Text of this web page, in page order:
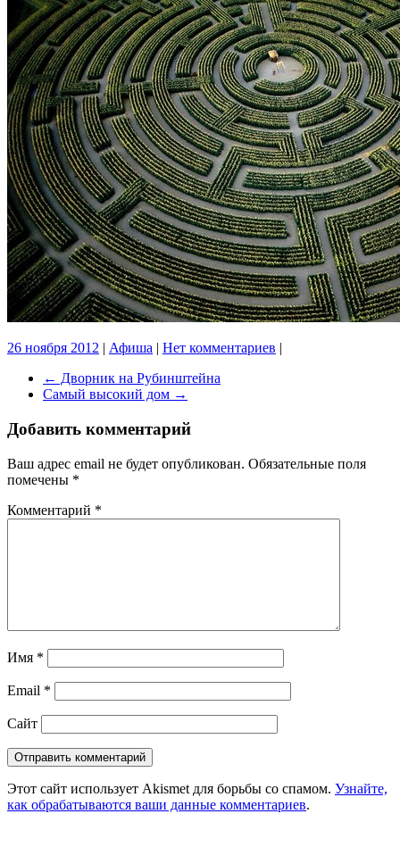
26 ноября 2012 | Афиша | Нет комментариев |
← Дворник на Рубинштейна
Самый высокий дом →
Добавить комментарий
Ваш адрес email не будет опубликован. Обязательные поля
помечены *
Комментарий *
Имя *
Email *
Сайт
Этот сайт использует Akismet для борьбы со спамом. Узнайте,
как обрабатываются ваши данные комментариев.